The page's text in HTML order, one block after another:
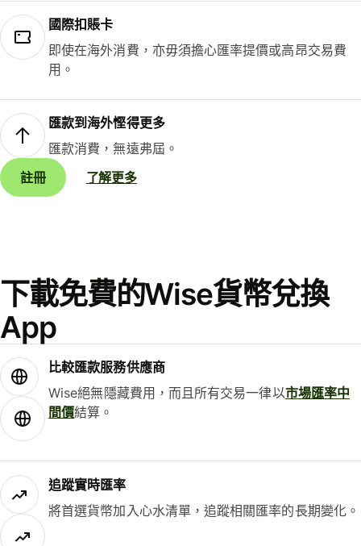
國際扣賬卡
即使在海外消費，亦毋須擔心匯率提價或高昂交易費
用。
匯款到海外慳得更多
匯款消費，無遠弗屆。
註冊
了解更多
下載免費的Wise貨幣兌換
App
比較匯款服務供應商
Wise絕無隱藏費用，而且所有交易一律以市場匯率中
間價結算。
追蹤實時匯率
將首選貨幣加入心水清單，追蹤相關匯率的長期變化。